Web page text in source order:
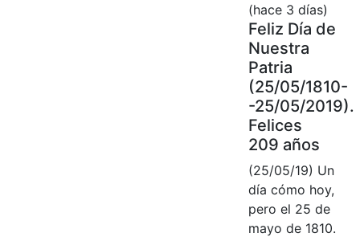
(hace 3 días)
Feliz Día de
Nuestra
Patria
(25/05/1810-
-25/05/2019).
Felices
209 años
(25/05/19) Un
día cómo hoy,
pero el 25 de
mayo de 1810.